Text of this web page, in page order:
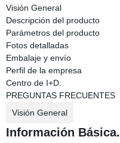
Visión General
Descripción del producto
Parámetros del producto
Fotos detalladas
Embalaje y envío
Perfil de la empresa
Centro de I+D.
PREGUNTAS FRECUENTES
Visión General
Información Básica.